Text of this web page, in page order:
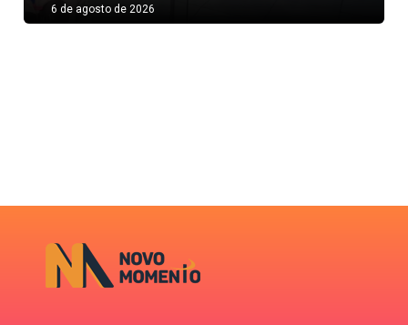
6 de agosto de 2026